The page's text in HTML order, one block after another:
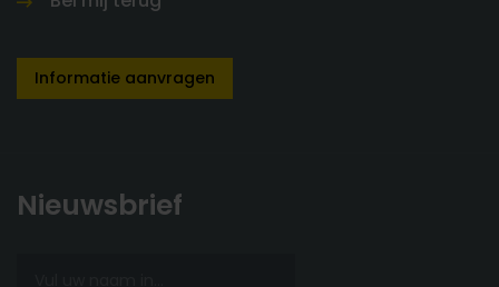
Informatie aanvragen
Nieuwsbrief